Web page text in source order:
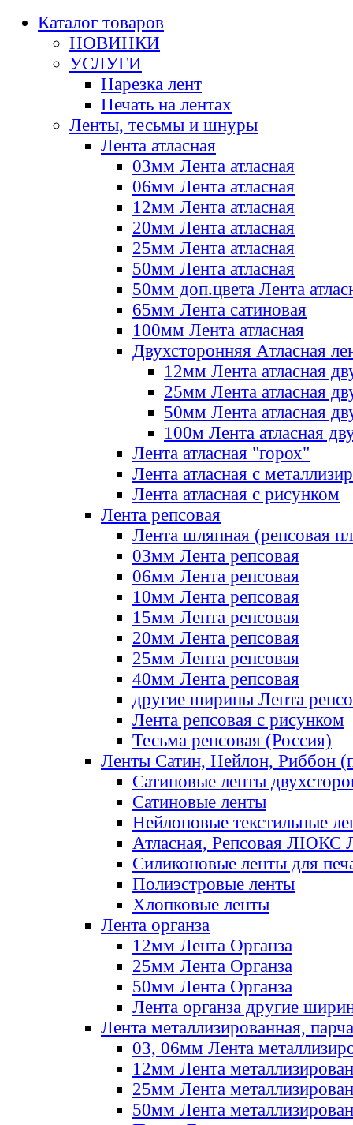
Каталог товаров
НОВИНКИ
УСЛУГИ
Нарезка лент
Печать на лентах
Ленты, тесьмы и шнуры
Лента атласная
03мм Лента атласная
06мм Лента атласная
12мм Лента атласная
20мм Лента атласная
25мм Лента атласная
50мм Лента атласная
50мм доп.цвета Лента
65мм Лента сатиновая
100мм Лента атласная
Двухсторонняя Атласная
12мм Лента атласная
25мм Лента атласная
50мм Лента атласная
100м Лента атласная
Лента атласная "горох"
Лента атласная с
Лента атласная с рисунком
Лента репсовая
Лента шляпная (репсовая
03мм Лента репсовая
06мм Лента репсовая
10мм Лента репсовая
15мм Лента репсовая
20мм Лента репсовая
25мм Лента репсовая
40мм Лента репсовая
другие ширины Лента
Лента репсовая с рисунком
Тесьма репсовая (Россия)
Ленты Сатин, Нейлон, Риббон
Сатиновые ленты
Сатиновые ленты
Нейлоновые текстильные
Атласная, Репсовая ЛЮКС
Силиконовые ленты для
Полиэстровые ленты
Хлопковые ленты
Лента органза
12мм Лента Органза
25мм Лента Органза
50мм Лента Органза
Лента органза другие
Лента металлизированная, парча
03, 06мм Лента
12мм Лента
25мм Лента
50мм Лента